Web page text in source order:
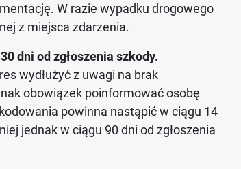
W razie wypadku drogowego
z miejsca zdarzenia.
dni od zgłoszenia szkody.
wydłużyć z uwagi na brak
obowiązek poinformować osobę
powinna nastąpić w ciągu 14
jednak w ciągu 90 dni od zgłoszenia